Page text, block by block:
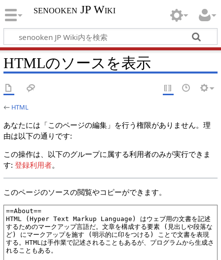
senooken JP Wiki
HTMLのソースを表示
← HTML
あなたには「このページの編集」を行う権限がありません。理
由は以下の通りです:
この操作は、以下のグループに属する利用者のみが実行できま
す: 登録利用者。
このページのソースの閲覧やコピーができます。